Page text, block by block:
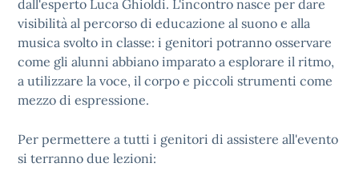
dall'esperto Luca Ghioldi. L'incontro nasce per dare
visibilità al percorso di educazione al suono e alla
musica svolto in classe: i genitori potranno osservare
come gli alunni abbiano imparato a esplorare il ritmo,
a utilizzare la voce, il corpo e piccoli strumenti come
mezzo di espressione.
Per permettere a tutti i genitori di assistere all'evento
si terranno due lezioni: